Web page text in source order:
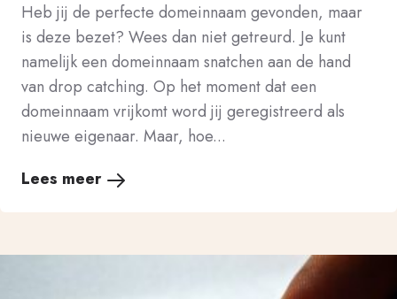
Heb jij de perfecte domeinnaam gevonden, maar
is deze bezet? Wees dan niet getreurd. Je kunt
namelijk een domeinnaam snatchen aan de hand
van drop catching. Op het moment dat een
domeinnaam vrijkomt word jij geregistreerd als
nieuwe eigenaar. Maar, hoe...
Lees meer